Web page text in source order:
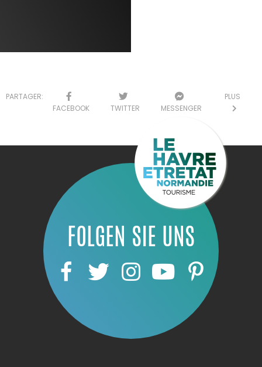
PARTAGER:
FACEBOOK
TWITTER MESSENGER
PLUS
FOLGEN SIE UNS